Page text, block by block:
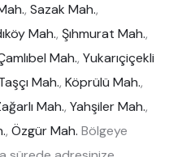
, Sazak Mah.,
Mah., Şıhmurat Mah.,
Mah., Yukarıçiçekli
Mah., Köprülü Mah.,
Mah., Yahşiler Mah.,
, Özgür Mah. Bölgeye